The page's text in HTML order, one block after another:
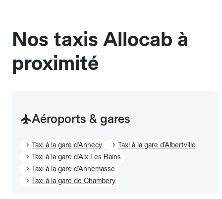
Nos taxis Allocab à
proximité
Aéroports & gares
Taxi à la gare d'Annecy
Taxi à la gare d'Albertville
Taxi à la gare d'Aix Les Bains
Taxi à la gare d'Annemasse
Taxi à la gare de Chambery